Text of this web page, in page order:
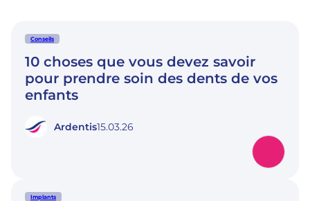
Conseils
10 choses que vous devez savoir
pour prendre soin des dents de vos
enfants
Ardentis15.03.26
Implants